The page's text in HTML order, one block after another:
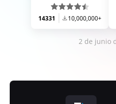
14331 10,000,000+
2 de junio